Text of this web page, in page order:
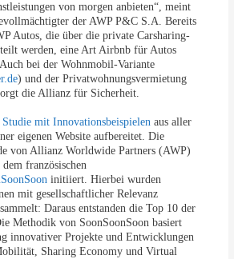
von morgen anbieten“, meint
der AWP P&C S.A. Bereits
Autos, die über die private Carsharing-
werden, eine Art Airbnb für Autos
bei der Wohnmobil-Variante
) und der Privatwohnungsvermietung
die Allianz für Sicherheit.
Studie mit Innovationsbeispielen aus aller
eigenen Website aufbereitet. Die
von Allianz Worldwide Partners (AWP)
französischen
initiiert. Hierbei wurden
mit gesellschaftlicher Relevanz
Daraus entstanden die Top 10 der
Methodik von SoonSoonSoon basiert
innovativer Projekte und Entwicklungen
Sharing Economy und Virtual